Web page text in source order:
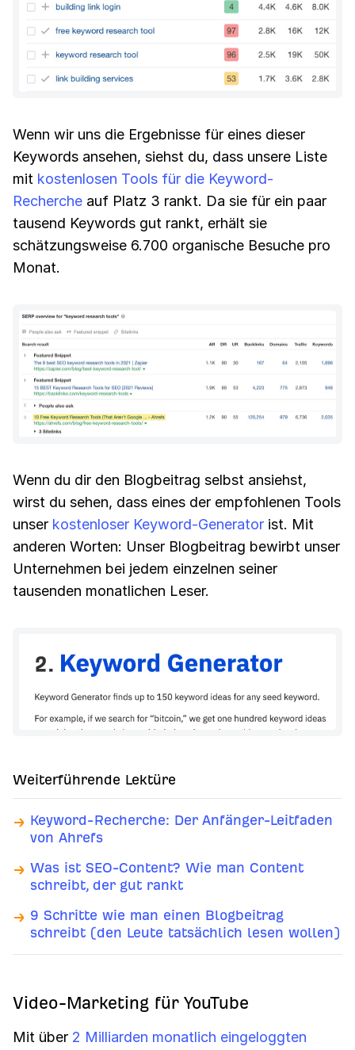
Wenn wir uns die Ergebnisse für eines dieser
Keywords ansehen, siehst du, dass unsere Liste
mit kostenlosen Tools für die Keyword-
Recherche auf Platz 3 rankt. Da sie für ein paar
tausend Keywords gut rankt, erhält sie
schätzungsweise 6.700 organische Besuche pro
Monat.
Wenn du dir den Blogbeitrag selbst ansiehst,
wirst du sehen, dass eines der empfohlenen Tools
unser kostenloser Keyword-Generator ist. Mit
anderen Worten: Unser Blogbeitrag bewirbt unser
Unternehmen bei jedem einzelnen seiner
tausenden monatlichen Leser.
Weiterführende Lektüre
Keyword-Recherche: Der Anfänger-Leitfaden
von Ahrefs
Was ist SEO-Content? Wie man Content
schreibt, der gut rankt
9 Schritte wie man einen Blogbeitrag
schreibt (den Leute tatsächlich lesen wollen)
Video-Marketing für YouTube
Mit über 2 Milliarden monatlich eingeloggten